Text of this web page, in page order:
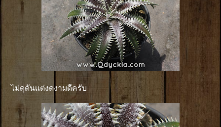
ไม่ดุดันเเต่งดงามดีครับ